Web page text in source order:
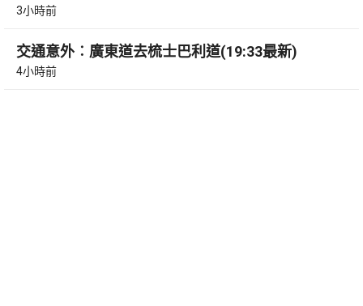
3小時前
交通意外︰廣東道去梳士巴利道(19:33最新)
4小時前